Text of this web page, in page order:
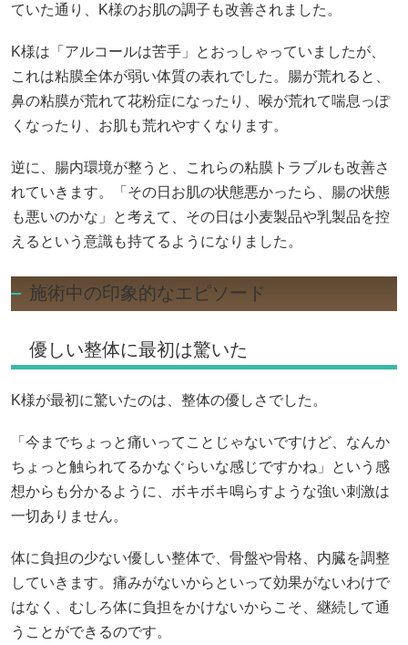
ていた通り、K様のお肌の調子も改善されました。
K様は「アルコールは苦手」とおっしゃっていましたが、
これは粘膜全体が弱い体質の表れでした。腸が荒れると、
鼻の粘膜が荒れて花粉症になったり、喉が荒れて喘息っぽ
くなったり、お肌も荒れやすくなります。
逆に、腸内環境が整うと、これらの粘膜トラブルも改善さ
れていきます。「その日お肌の状態悪かったら、腸の状態
も悪いのかな」と考えて、その日は小麦製品や乳製品を控
えるという意識も持てるようになりました。
施術中の印象的なエピソード
優しい整体に最初は驚いた
K様が最初に驚いたのは、整体の優しさでした。
「今までちょっと痛いってことじゃないですけど、なんか
ちょっと触られてるかなぐらいな感じですかね」という感
想からも分かるように、ボキボキ鳴らすような強い刺激は
一切ありません。
体に負担の少ない優しい整体で、骨盤や骨格、内臓を調整
していきます。痛みがないからといって効果がないわけで
はなく、むしろ体に負担をかけないからこそ、継続して通
うことができるのです。